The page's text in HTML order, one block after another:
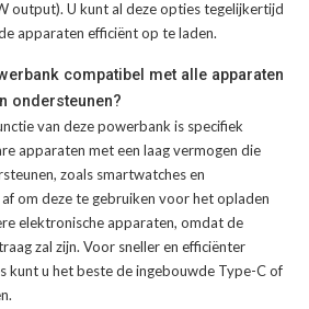
output). U kunt al deze opties tegelijkertijd
apparaten efficiënt op te laden.
compatibel met alle apparaten
ondersteunen?
van deze powerbank is specifiek
apparaten met een laag vermogen die
zoals smartwatches en
om deze te gebruiken voor het opladen
elektronische apparaten, omdat de
zal zijn. Voor sneller en efficiënter
kunt u het beste de ingebouwde Type-C of